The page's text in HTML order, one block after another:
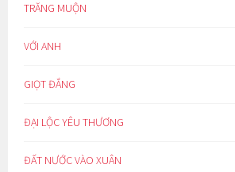
TRĂNG MUỘN
VỚI ANH
GIỌT ĐẮNG
ĐẠI LỘC YÊU THƯƠNG
ĐẤT NƯỚC VÀO XUÂN